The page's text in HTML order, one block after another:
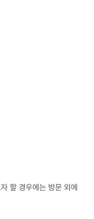
할 경우에는 방문 외에